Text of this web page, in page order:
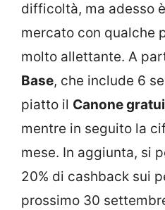
difficoltà, ma adesso
mercato con qualche
molto allettante. A
Base, che include 6
piatto il Canone
mentre in seguito la
mese. In aggiunta, si
20% di cashback sui
prossimo 30